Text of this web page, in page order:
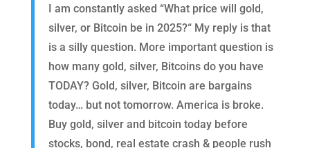
I am constantly asked “What price will gold,
silver, or Bitcoin be in 2025?“ My reply is that
is a silly question. More important question is
how many gold, silver, Bitcoins do you have
TODAY? Gold, silver, Bitcoin are bargains
today… but not tomorrow. America is broke.
Buy gold, silver and bitcoin today before
stocks, bond, real estate crash & people rush